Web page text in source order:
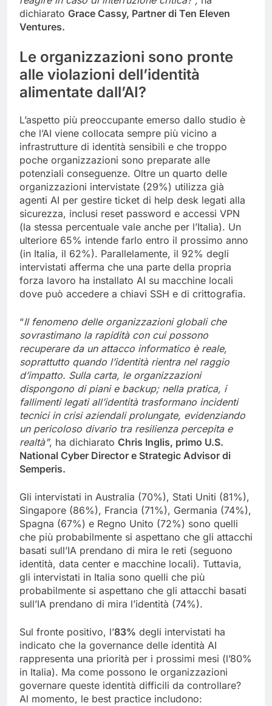
dichiarato Grace Cassy, Partner di Ten Eleven
Ventures.
Le organizzazioni sono pronte
alle violazioni dell’identità
alimentate dall’AI?
L’aspetto più preoccupante emerso dallo studio è
che l’AI viene collocata sempre più vicino a
infrastrutture di identità sensibili e che troppo
poche organizzazioni sono preparate alle
potenziali conseguenze. Oltre un quarto delle
organizzazioni intervistate (29%) utilizza già
agenti AI per gestire ticket di help desk legati alla
sicurezza, inclusi reset password e accessi VPN
(la stessa percentuale vale anche per l’Italia). Un
ulteriore 65% intende farlo entro il prossimo anno
(in Italia, il 62%). Parallelamente, il 92% degli
intervistati afferma che una parte della propria
forza lavoro ha installato AI su macchine locali
dove può accedere a chiavi SSH e di crittografia.
“Il fenomeno delle organizzazioni globali che
sovrastimano la rapidità con cui possono
recuperare da un attacco informatico è reale,
soprattutto quando l’identità rientra nel raggio
d’impatto. Sulla carta, le organizzazioni
dispongono di piani e backup; nella pratica, i
fallimenti legati all’identità trasformano incidenti
tecnici in crisi aziendali prolungate, evidenziando
un pericoloso divario tra resilienza percepita e
realtà”, ha dichiarato Chris Inglis, primo U.S.
National Cyber Director e Strategic Advisor di
Semperis.
Gli intervistati in Australia (70%), Stati Uniti (81%),
Singapore (86%), Francia (71%), Germania (74%),
Spagna (67%) e Regno Unito (72%) sono quelli
che più probabilmente si aspettano che gli attacchi
basati sull’IA prendano di mira le reti (seguono
identità, data center e macchine locali). Tuttavia,
gli intervistati in Italia sono quelli che più
probabilmente si aspettano che gli attacchi basati
sull’IA prendano di mira l’identità (74%).
Sul fronte positivo, l’83% degli intervistati ha
indicato che la governance delle identità AI
rappresenta una priorità per i prossimi mesi (l’80%
in Italia). Ma come possono le organizzazioni
governare queste identità difficili da controllare?
Al momento, le best practice includono: